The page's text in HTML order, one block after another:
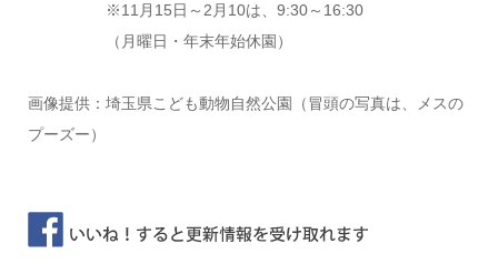
※11月15日～2月10は、9:30～16:30
（月曜日・年末年始休園）
画像提供：埼玉県こども動物自然公園（冒頭の写真は、メスの
プーズー）